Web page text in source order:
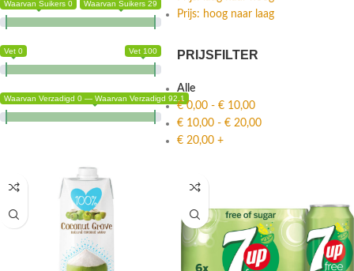
Waarvan Suikers 0 Waarvan Suikers 29
Vet 0 Vet 100
Waarvan Verzadigd 0 — Waarvan Verzadigd 92.1
Prijs: hoog naar laag
PRIJSFILTER
Alle
€0,00 - € 10,00
€ 10,00 - € 20,00
€ 20,00 +